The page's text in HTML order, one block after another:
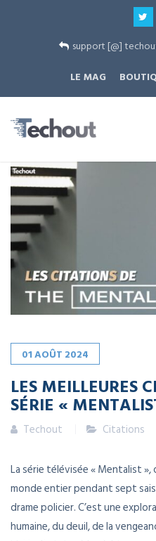
support [@]
LE MAG
01AOÛT 2024
LES MEILLEURES
SÉRIE «
Techout Citations
La série télévisée « Mentalist
monde entier pendant sept
drame policier. C’est une
humaine, du deuil, de la